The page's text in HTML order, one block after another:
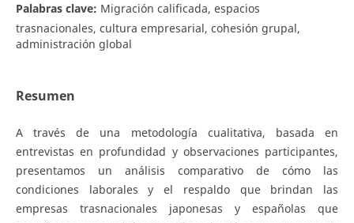
Palabras clave: Migración calificada, espacios
trasnacionales, cultura empresarial, cohesión grupal,
administración global
Resumen
A través de una metodología cualitativa, basada en
entrevistas en profundidad y observaciones participantes,
presentamos un análisis comparativo de cómo las
condiciones laborales y el respaldo que brindan las
empresas trasnacionales japonesas y españolas que